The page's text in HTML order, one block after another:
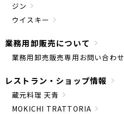
ジン
ウイスキー
業務用卸販売について
業務用卸売販売専用お問い合わせ
レストラン・ショップ情報
蔵元料理 天青
MOKICHI TRATTORIA